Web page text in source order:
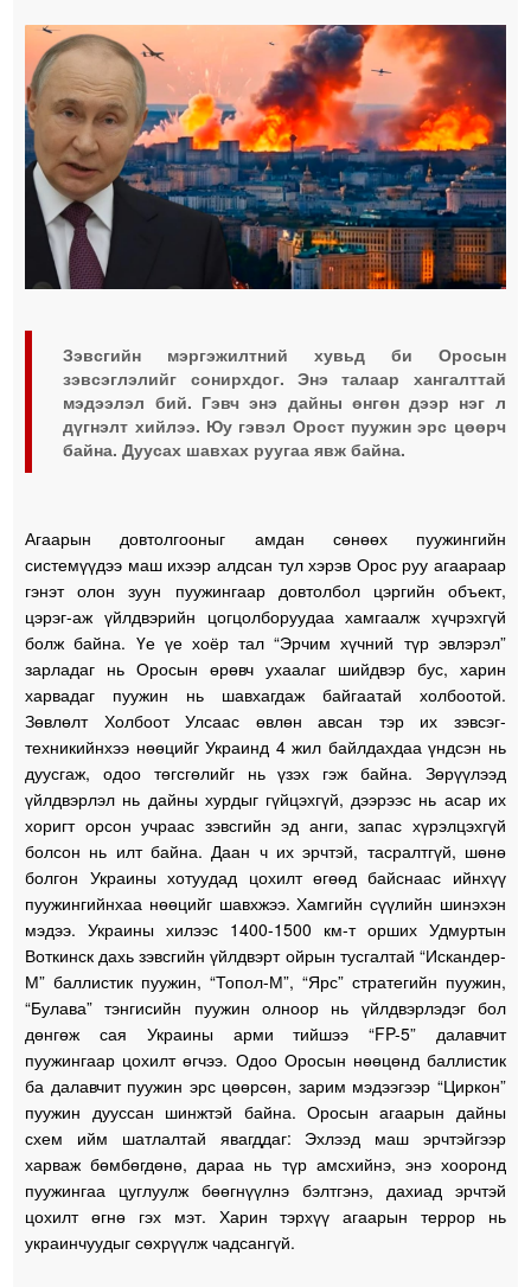
Зэвсгийн мэргэжилтний хувьд би Оросын
зэвсэглэлийг сонирхдог. Энэ талаар хангалттай
мэдээлэл бий. Гэвч энэ дайны өнгөн дээр нэг л
дүгнэлт хийлээ. Юу гэвэл Орост пуужин эрс цөөрч
байна. Дуусах шавхах руугаа явж байна.
Агаарын довтолгооныг амдан сөнөөх пуужингийн
системүүдээ маш ихээр алдсан тул хэрэв Орос руу агаараар
гэнэт олон зуун пуужингаар довтолбол цэргийн объект,
цэрэг-аж үйлдвэрийн цогцолборуудаа хамгаалж хүчрэхгүй
болж байна. Үе үе хоёр тал “Эрчим хүчний түр эвлэрэл”
зарладаг нь Оросын өрөвч ухаалаг шийдвэр бус, харин
харвадаг пуужин нь шавхагдаж байгаатай холбоотой.
Зөвлөлт Холбоот Улсаас өвлөн авсан тэр их зэвсэг-
техникийнхээ нөөцийг Украинд 4 жил байлдахдаа үндсэн нь
дуусгаж, одоо төгсгөлийг нь үзэх гэж байна. Зөрүүлээд
үйлдвэрлэл нь дайны хурдыг гүйцэхгүй, дээрээс нь асар их
хоригт орсон учраас зэвсгийн эд анги, запас хүрэлцэхгүй
болсон нь илт байна. Даан ч их эрчтэй, тасралтгүй, шөнө
болгон Украины хотуудад цохилт өгөөд байснаас ийнхүү
пуужингийнхаа нөөцийг шавхжээ. Хамгийн сүүлийн шинэхэн
мэдээ. Украины хилээс 1400-1500 км-т орших Удмуртын
Воткинск дахь зэвсгийн үйлдвэрт ойрын тусгалтай “Искандер-
М” баллистик пуужин, “Топол-М”, “Ярс” стратегийн пуужин,
“Булава” тэнгисийн пуужин олноор нь үйлдвэрлэдэг бол
дөнгөж сая Украины арми тийшээ “FP-5” далавчит
пуужингаар цохилт өгчээ. Одоо Оросын нөөцөнд баллистик
ба далавчит пуужин эрс цөөрсөн, зарим мэдээгээр “Циркон”
пуужин дууссан шинжтэй байна. Оросын агаарын дайны
схем ийм шатлалтай явагддаг: Эхлээд маш эрчтэйгээр
харваж бөмбөгдөнө, дараа нь түр амсхийнэ, энэ хооронд
пуужингаа цуглуулж бөөгнүүлнэ бэлтгэнэ, дахиад эрчтэй
цохилт өгнө гэх мэт. Харин тэрхүү агаарын террор нь
украинчуудыг сөхрүүлж чадсангүй.